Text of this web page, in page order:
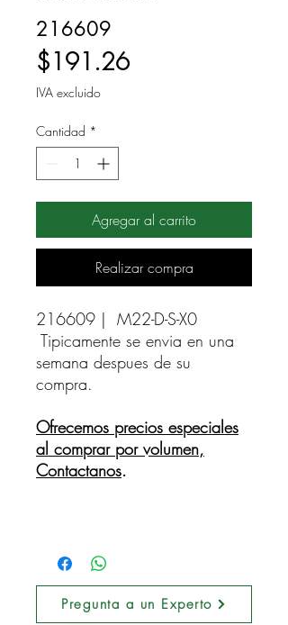
216609
$191.26Precio
IVA excluido
Cantidad *
Agregar al carrito
Realizar compra
216609 |  M22-D-S-X0
Tipicamente se envia en una
semana despues de su
compra.
Ofrecemos precios especiales
al comprar por volumen,
Contactanos.
Pregunta a un Experto